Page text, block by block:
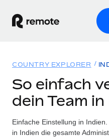
WELTWEITE
Globale Payroll
Einfache, rechtssicher
Lösungen
WELTWEITE ABDECKUNG
Ressourcen
COUNTRY EXPLORER
So einfach
dein Team in
Einfache Einstellung in
in Indien die gesamte